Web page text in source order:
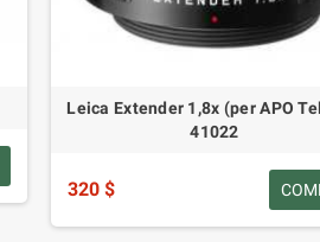
Leica Extender 1,8x (per APO
41022
320 $